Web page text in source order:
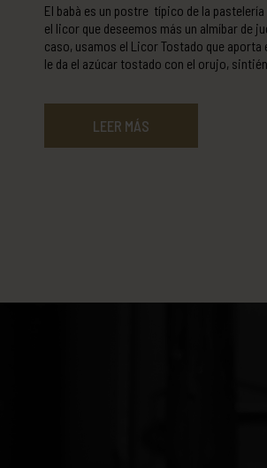
El babà es un postre típico de la
el licor que deseemos más un almíbar de
caso, usamos el Licor Tostado que aporta
le da el azúcar tostado con el orujo,
LEER MÁS